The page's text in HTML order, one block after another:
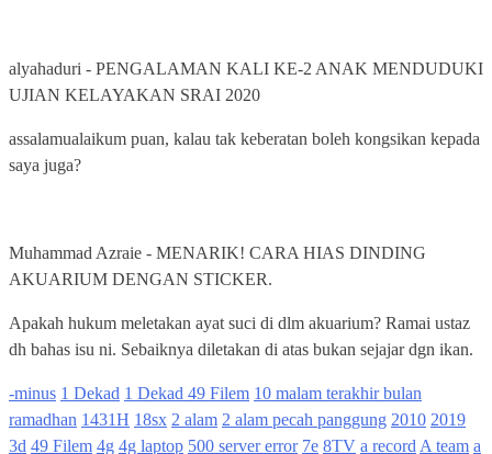
alyahaduri - PENGALAMAN KALI KE-2 ANAK MENDUDUKI
UJIAN KELAYAKAN SRAI 2020
assalamualaikum puan, kalau tak keberatan boleh kongsikan kepada
saya juga?
Muhammad Azraie - MENARIK! CARA HIAS DINDING
AKUARIUM DENGAN STICKER.
Apakah hukum meletakan ayat suci di dlm akuarium? Ramai ustaz
dh bahas isu ni. Sebaiknya diletakan di atas bukan sejajar dgn ikan.
-minus 1 Dekad 1 Dekad 49 Filem 10 malam terakhir bulan
ramadhan 1431H 18sx 2 alam 2 alam pecah panggung 2010 2019
3d 49 Filem 4g 4g laptop 500 server error 7e 8TV a record A team a